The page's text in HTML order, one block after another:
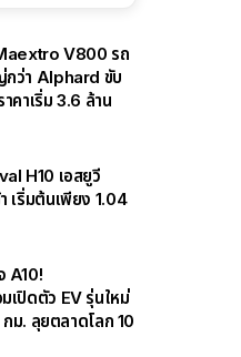
V800 รถ
กว่า Alphard ขับ
คาเริ่ม 3.6 ล้าน
H10 เอสยูวี
เริ่มต้นเพียง 1.04
A10!
ปิดตัว EV รุ่นใหม่
กม. ลุยตลาดโลก 10